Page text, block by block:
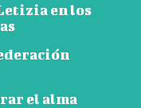
en los
el alma